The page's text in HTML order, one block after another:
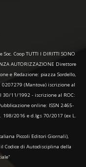
Coop TUTTI I DIRITTI SONO
AUTORIZZAZIONE Direttore
e Redazione: piazza Sordello,
0207279 (Mantova) iscrizione al
11/1992 - iscrizione al ROC:
online: ISSN 2465-
2016 e d.lgs 70/2017 (ex L.
Piccoli Editori Giornali),
Codice di Autodisciplina della